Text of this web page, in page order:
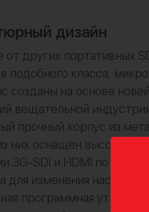
дизайн
от других портативных
подобного класса,
созданы на основе
вещательной
прочный корпус из
них оснащен
3G-SDI и HDMI по
для изменения настроек
программная утилита,